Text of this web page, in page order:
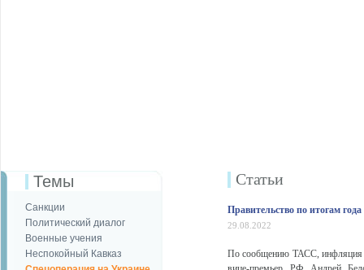
Темы
Санкции
Политический диалог
Военные учения
Неспокойный Кавказ
Статьи
Правительство по итогам
29.08.2022
По сообщению ТАСС, инфляция